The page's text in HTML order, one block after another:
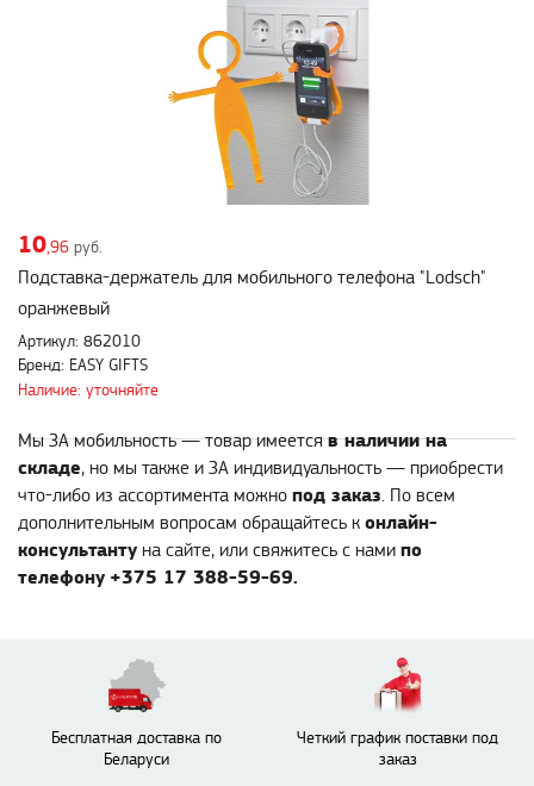
10,96 руб.
Подставка-держатель для мобильного телефона "Lodsch"
оранжевый
Артикул: 862010
Бренд: EASY GIFTS
Наличие: уточняйте
Мы ЗА мобильность — товар имеетсяв наличии на
складе, но мы также и ЗА индивидуальность — приобрести
что-либо из ассортимента можно под заказ. По всем
дополнительным вопросам обращайтесь к онлайн-
консультанту на сайте, или свяжитесь с нами по
телефону +375 17 388-59-69.
Бесплатная доставка по
Беларуси
Четкий график поставки под
заказ